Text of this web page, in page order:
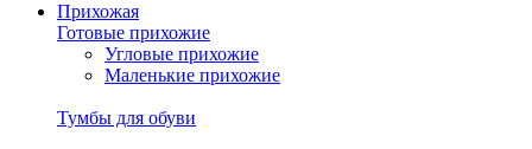
Прихожая
Готовые прихожие
Угловые прихожие
Маленькие прихожие
Тумбы для обуви